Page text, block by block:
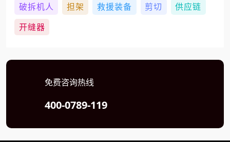
破拆机人
担架 救援装备 剪切
供应链
开缝器
免费咨询热线
400-0789-119